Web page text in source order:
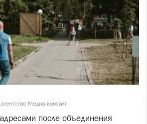
Медиа консалт
после объединения